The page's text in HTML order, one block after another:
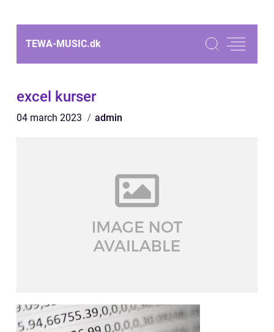
TEWA-MUSIC.dk
excel kurser
04 march 2023 admin